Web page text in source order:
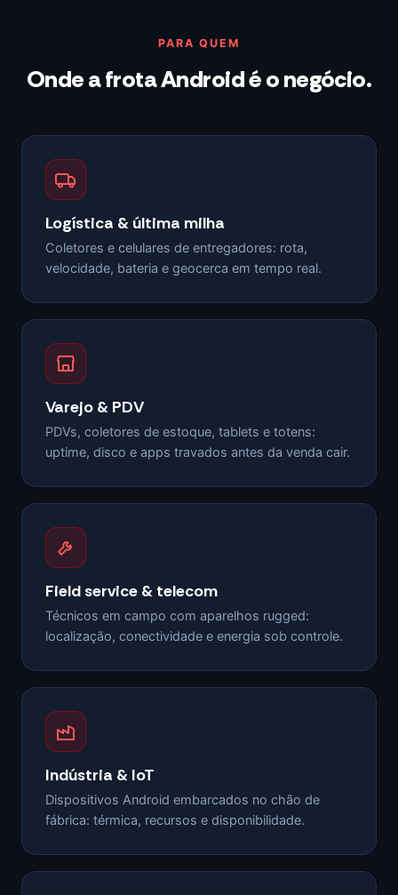
PARA QUEM
Onde a frota Android é o negócio.
Logística & última milha
Coletores e celulares de entregadores: rota,
velocidade, bateria e geocerca em tempo real.
Varejo & PDV
PDVs, coletores de estoque, tablets e totens:
uptime, disco e apps travados antes da venda cair.
Field service & telecom
Técnicos em campo com aparelhos rugged:
localização, conectividade e energia sob controle.
Indústria & IoT
Dispositivos Android embarcados no chão de
fábrica: térmica, recursos e disponibilidade.